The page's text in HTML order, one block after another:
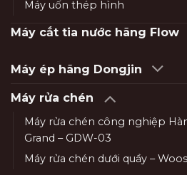
Máy uốn thép hình
Máy cắt tia nước hãng Flow
Máy ép hãng Dongjin
Máy rửa chén
Máy rửa chén công nghiệp
Grand – GDW-03
Máy rửa chén dưới quầy –